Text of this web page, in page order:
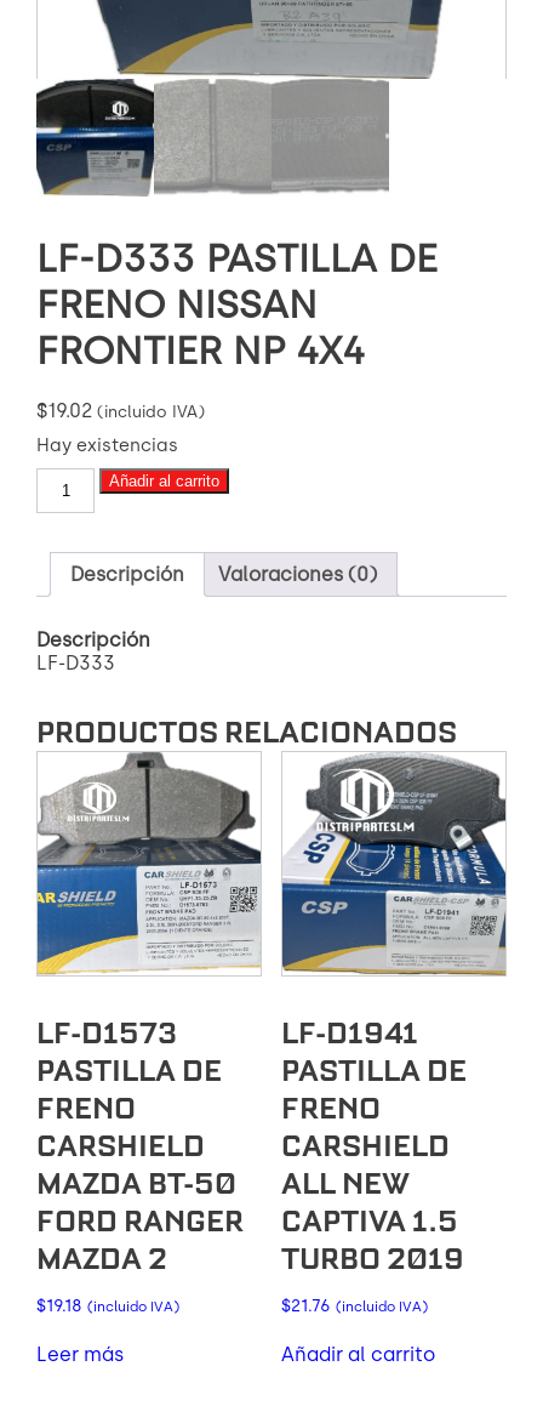
LF-D333 PASTILLA DE
FRENO NISSAN
FRONTIER NP 4X4
$19.02 (incluido IVA)
Hay existencias
D333
DE
FRENO
NISSAN
NP
4X4
Añadir al carrito
Descripción Valoraciones (0)
Descripción
LF-D333
PRODUCTOS RELACIONADOS
LF-D1573
PASTILLA DE
FRENO
CARSHIELD
MAZDA BT-50
FORD RANGER
MAZDA 2
$19.18 (incluido IVA)
Leer más
LF-D1941
PASTILLA DE
FRENO
CARSHIELD
ALL NEW
CAPTIVA 1.5
TURBO 2019
$21.76 (incluido IVA)
Añadir al carrito